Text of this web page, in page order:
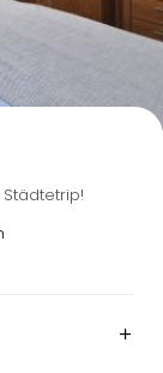
Karte anzeigen